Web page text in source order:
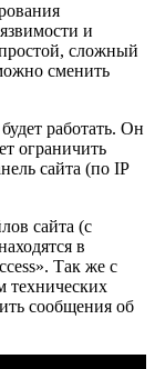
и
сложный
сменить
работать. Он
ограничить
сайта (по IP
сайта (с
в
Так же с
технических
сообщения об